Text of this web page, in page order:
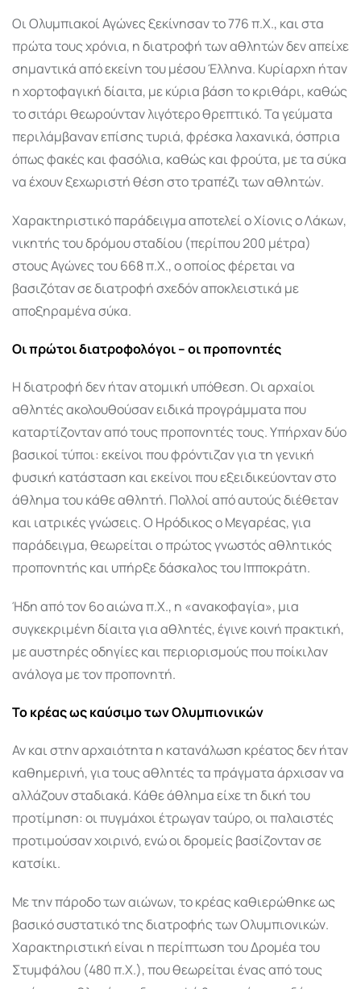
Οι Ολυμπιακοί Αγώνες ξεκίνησαν το 776 π.Χ., και στα
πρώτα τους χρόνια, η διατροφή των αθλητών δεν απείχε
σημαντικά από εκείνη του μέσου Έλληνα. Κυρίαρχη ήταν
η χορτοφαγική δίαιτα, με κύρια βάση το κριθάρι, καθώς
το σιτάρι θεωρούνταν λιγότερο θρεπτικό. Τα γεύματα
περιλάμβαναν επίσης τυριά, φρέσκα λαχανικά, όσπρια
όπως φακές και φασόλια, καθώς και φρούτα, με τα σύκα
να έχουν ξεχωριστή θέση στο τραπέζι των αθλητών.
Χαρακτηριστικό παράδειγμα αποτελεί ο Χίονις ο Λάκων,
νικητής του δρόμου σταδίου (περίπου 200 μέτρα)
στους Αγώνες του 668 π.Χ., ο οποίος φέρεται να
βασιζόταν σε διατροφή σχεδόν αποκλειστικά με
αποξηραμένα σύκα.
Οι πρώτοι διατροφολόγοι – οι προπονητές
Η διατροφή δεν ήταν ατομική υπόθεση. Οι αρχαίοι
αθλητές ακολουθούσαν ειδικά προγράμματα που
καταρτίζονταν από τους προπονητές τους. Υπήρχαν δύο
βασικοί τύποι: εκείνοι που φρόντιζαν για τη γενική
φυσική κατάσταση και εκείνοι που εξειδικεύονταν στο
άθλημα του κάθε αθλητή. Πολλοί από αυτούς διέθεταν
και ιατρικές γνώσεις. Ο Ηρόδικος ο Μεγαρέας, για
παράδειγμα, θεωρείται ο πρώτος γνωστός αθλητικός
προπονητής και υπήρξε δάσκαλος του Ιπποκράτη.
Ήδη από τον 6ο αιώνα π.Χ., η «ανακοφαγία», μια
συγκεκριμένη δίαιτα για αθλητές, έγινε κοινή πρακτική,
με αυστηρές οδηγίες και περιορισμούς που ποίκιλαν
ανάλογα με τον προπονητή.
Το κρέας ως καύσιμο των Ολυμπιονικών
Αν και στην αρχαιότητα η κατανάλωση κρέατος δεν ήταν
καθημερινή, για τους αθλητές τα πράγματα άρχισαν να
αλλάζουν σταδιακά. Κάθε άθλημα είχε τη δική του
προτίμηση: οι πυγμάχοι έτρωγαν ταύρο, οι παλαιστές
προτιμούσαν χοιρινό, ενώ οι δρομείς βασίζονταν σε
κατσίκι.
Με την πάροδο των αιώνων, το κρέας καθιερώθηκε ως
βασικό συστατικό της διατροφής των Ολυμπιονικών.
Χαρακτηριστική είναι η περίπτωση του Δρομέα του
Στυμφάλου (480 π.Χ.), που θεωρείται ένας από τους